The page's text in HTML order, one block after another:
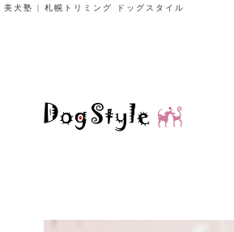
美犬塾 | 札幌トリミング ドッグスタイル